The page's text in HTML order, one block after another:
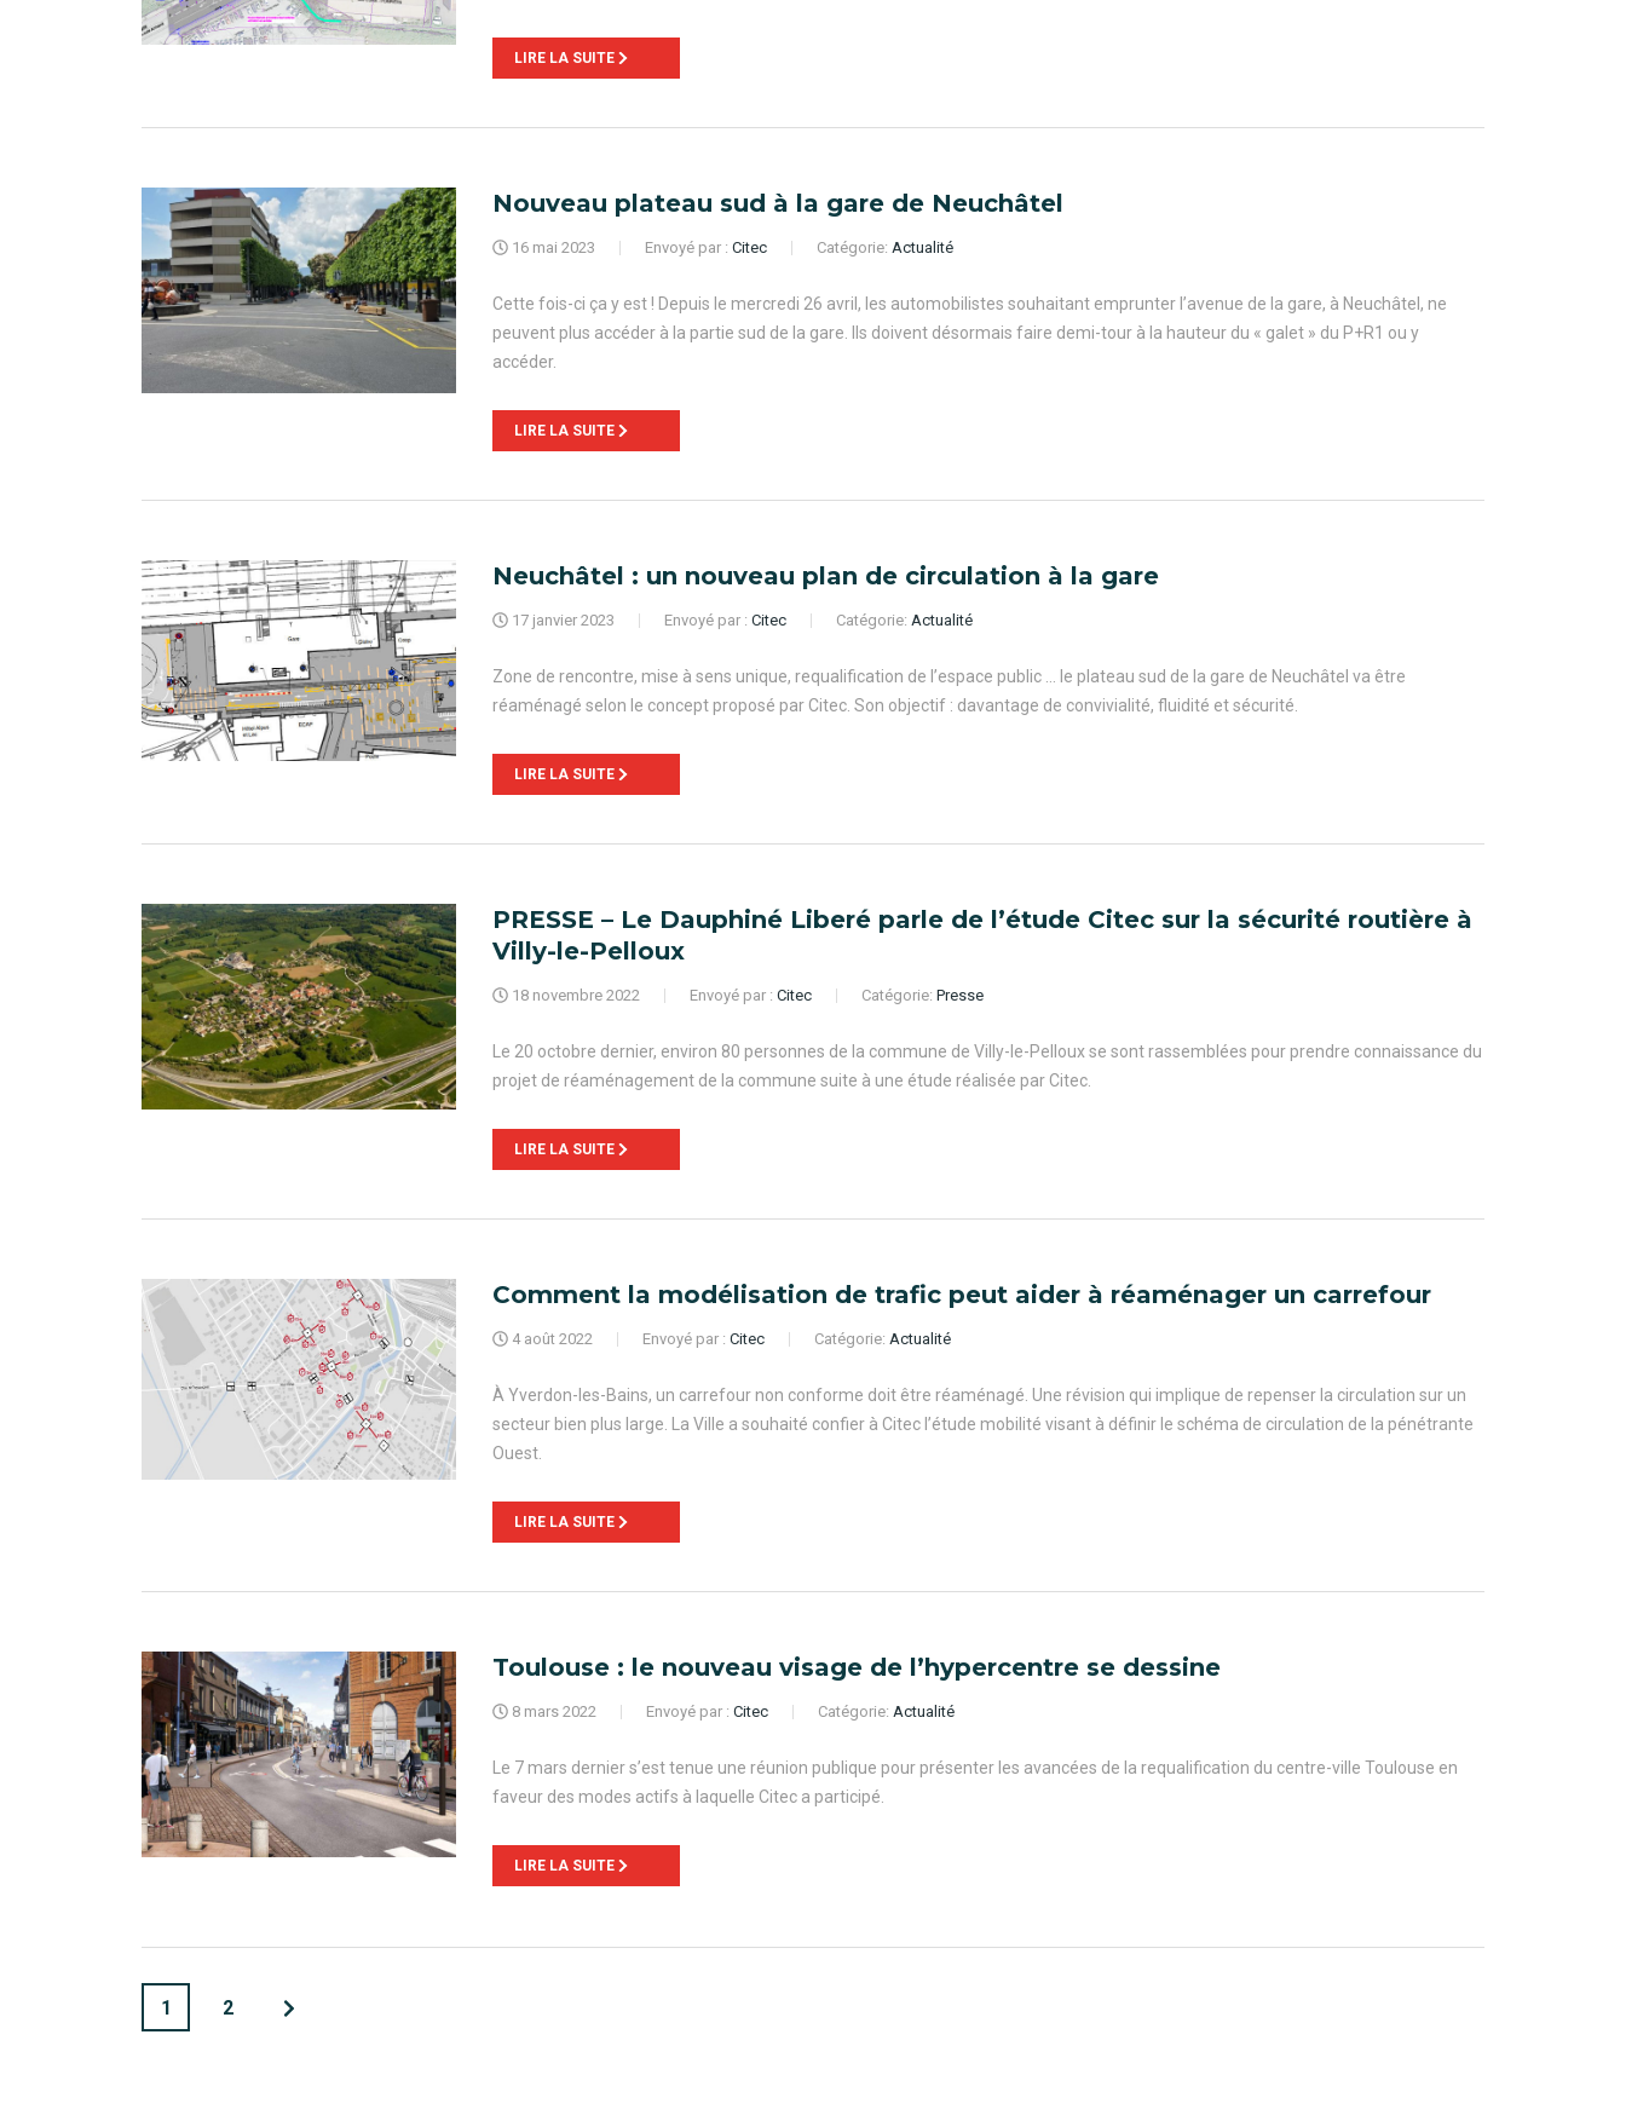
LIRE LA SUITE
Nouveau plateau sud à la gare de Neuchâtel
16 mai 2023 Envoyé par : Citec Catégorie: Actualité
Cette fois-ci ça y est ! Depuis le mercredi 26 avril, les automobilistes souhaitant emprunter l’avenue de la gare, à Neuchâtel, ne
peuvent plus accéder à la partie sud de la gare. Ils doivent désormais faire demi-tour à la hauteur du « galet » du P+R1 ou y
accéder.
LIRE LA SUITE
Neuchâtel : un nouveau plan de circulation à la gare
17 janvier 2023 Envoyé par : Citec Catégorie: Actualité
Zone de rencontre, mise à sens unique, requalification de l’espace public … le plateau sud de la gare de Neuchâtel va être
réaménagé selon le concept proposé par Citec. Son objectif : davantage de convivialité, fluidité et sécurité.
LIRE LA SUITE
PRESSE – Le Dauphiné Liberé parle de l’étude Citec sur la sécurité routière à
Villy-le-Pelloux
18 novembre 2022 Envoyé par : Citec Catégorie: Presse
Le 20 octobre dernier, environ 80 personnes de la commune de Villy-le-Pelloux se sont rassemblées pour prendre connaissance du
projet de réaménagement de la commune suite à une étude réalisée par Citec.
LIRE LA SUITE
Comment la modélisation de trafic peut aider à réaménager un carrefour
4 août 2022 Envoyé par : Citec Catégorie: Actualité
À Yverdon-les-Bains, un carrefour non conforme doit être réaménagé. Une révision qui implique de repenser la circulation sur un
secteur bien plus large. La Ville a souhaité confier à Citec l’étude mobilité visant à définir le schéma de circulation de la pénétrante
Ouest.
LIRE LA SUITE
Toulouse : le nouveau visage de l’hypercentre se dessine
8 mars 2022 Envoyé par : Citec Catégorie: Actualité
Le 7 mars dernier s’est tenue une réunion publique pour présenter les avancées de la requalification du centre-ville Toulouse en
faveur des modes actifs à laquelle Citec a participé.
LIRE LA SUITE
1 2